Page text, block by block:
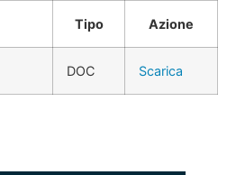
Tipo Azione
DOC Scarica